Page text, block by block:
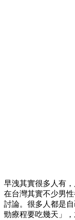
早洩其實很多人有
在台灣其實不少男
討論。很多人都是
勁療程要吃幾天」